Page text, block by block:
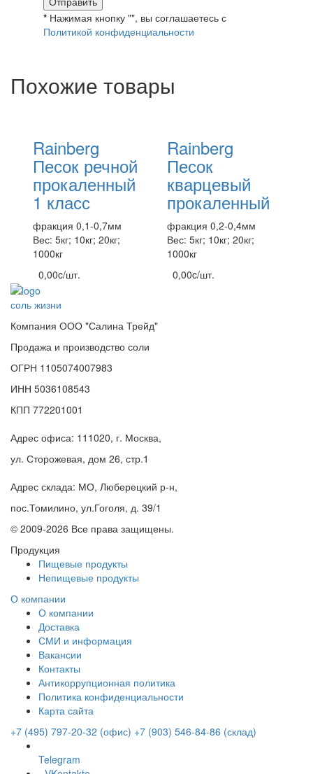
* Нажимая кнопку "", вы соглашаетесь с
Политикой конфиденциальности
Похожие товары
Rainberg
Песок речной
прокаленный
1 класс
фракция 0,1-0,7мм
Вес: 5кг; 10кг; 20кг;
1000кг
0,00c/шт.
Rainberg
Песок
кварцевый
прокаленный
фракция 0,2-0,4мм
Вес: 5кг; 10кг; 20кг;
1000кг
0,00c/шт.
соль жизни
Компания ООО "Салина Трейд"
Продажа и производство соли
ОГРН 1105074007983
ИНН 5036108543
КПП 772201001
Адрес офиса: 111020, г. Москва,
ул. Сторожевая, дом 26, стр.1
Адрес склада: МО, Люберецкий р-н,
пос.Томилино, ул.Гоголя, д. 39/1
© 2009-2026 Все права защищены.
Продукция
Пищевые продукты
Непищевые продукты
О компании
О компании
Доставка
СМИ и информация
Вакансии
Контакты
Антикоррупционная политика
Политика конфиденциальности
Карта сайта
+7 (495) 797-20-32 (офис) +7 (903) 546-84-86 (склад)
Telegram